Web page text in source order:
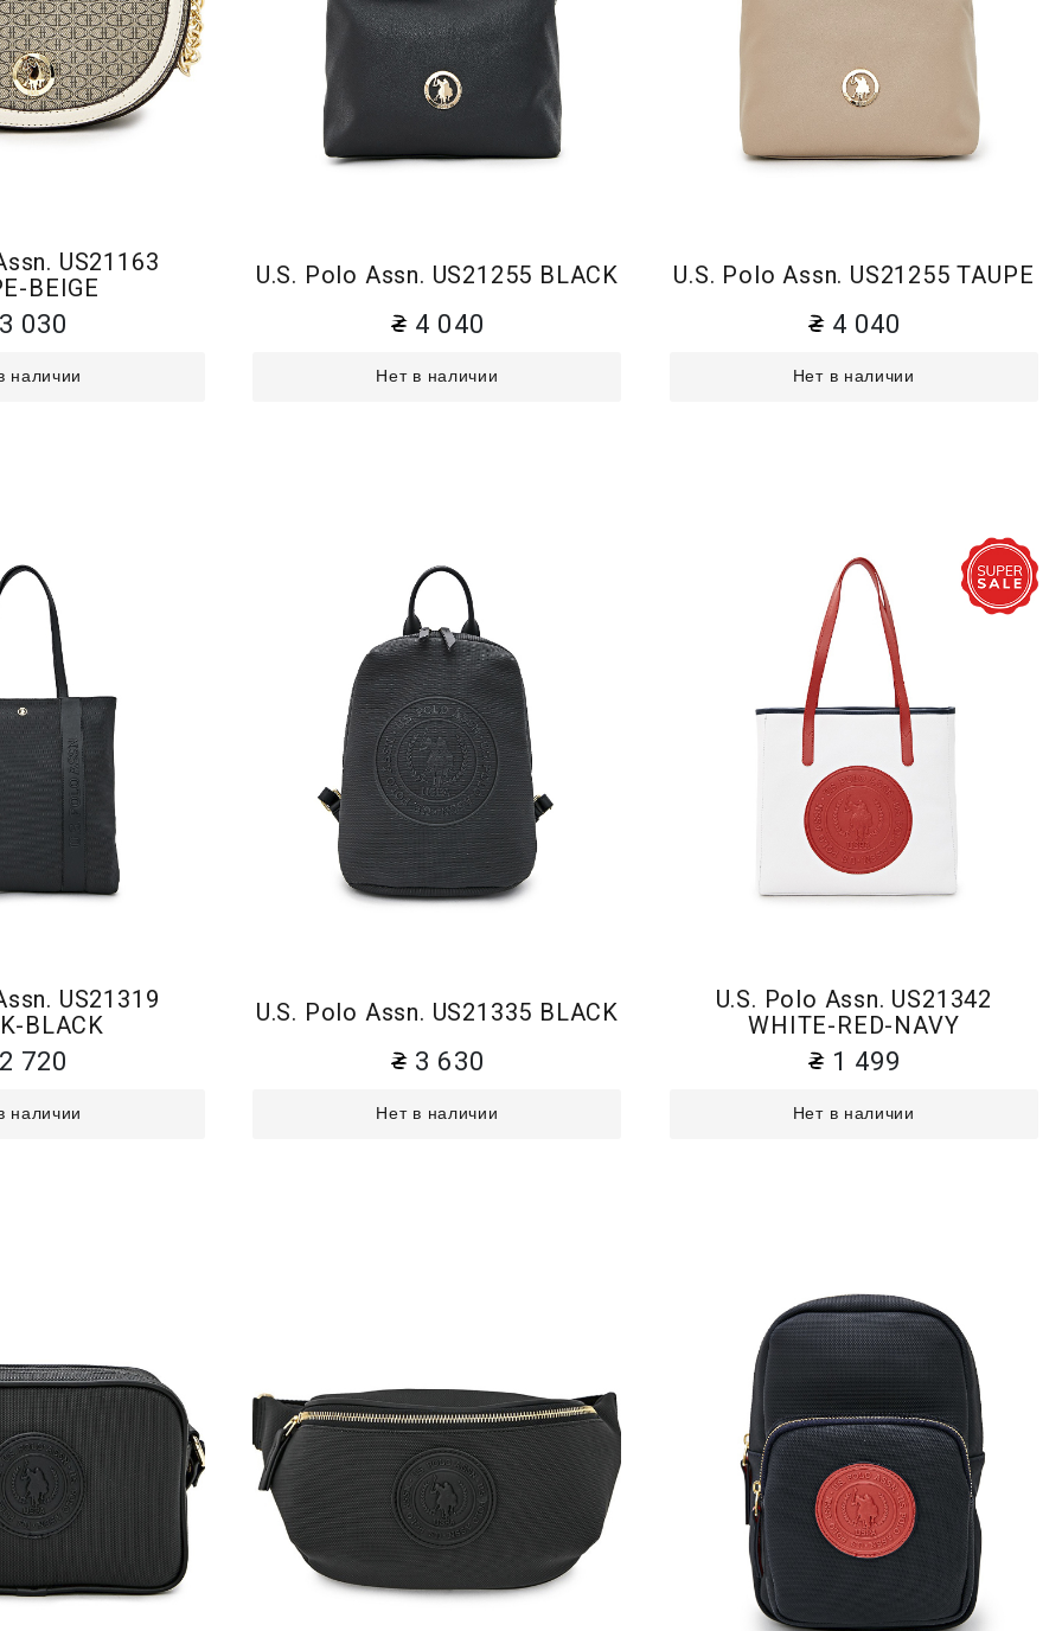
US21163
BEIGE
030
наличии
U.S. Polo Assn. US21255 BLACK
4 040
Нет в наличии
U.S. Polo Assn. US21255 TAUPE
4 040
Нет в наличии
US21319
BLACK
720
наличии
U.S. Polo Assn. US21335 BLACK
3 630
Нет в наличии
U.S. Polo Assn. US21342
WHITE-RED-NAVY
1 499
Нет в наличии